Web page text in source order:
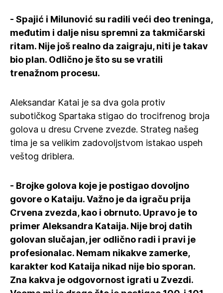
- Spajić i Milunović su radili veći deo treninga,
međutim i dalje nisu spremni za takmičarski
ritam. Nije još realno da zaigraju, niti je takav
bio plan. Odlično je što su se vratili
trenažnom procesu.
Aleksandar Katai je sa dva gola protiv
subotičkog Spartaka stigao do trocifrenog broja
golova u dresu Crvene zvezde. Strateg našeg
tima je sa velikim zadovoljstvom istakao uspeh
veštog driblera.
- Brojke golova koje je postigao dovoljno
govore o Kataiju. Važno je da igraču prija
Crvena zvezda, kao i obrnuto. Upravo je to
primer Aleksandra Kataija. Nije broj datih
golovan slučajan, jer odlično radi i pravi je
profesionalac. Nemam nikakve zamerke,
karakter kod Kataija nikad nije bio sporan.
Zna kakva je odgovornost igrati u Zvezdi.